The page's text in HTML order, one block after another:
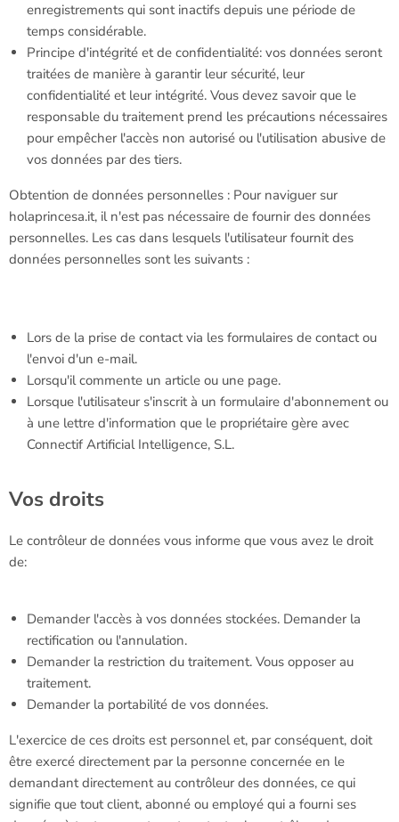
enregistrements qui sont inactifs depuis une période de
temps considérable.
Principe d'intégrité et de confidentialité: vos données seront
traitées de manière à garantir leur sécurité, leur
confidentialité et leur intégrité. Vous devez savoir que le
responsable du traitement prend les précautions nécessaires
pour empêcher l'accès non autorisé ou l'utilisation abusive de
vos données par des tiers.
Obtention de données personnelles : Pour naviguer sur
holaprincesa.it, il n'est pas nécessaire de fournir des données
personnelles. Les cas dans lesquels l'utilisateur fournit des
données personnelles sont les suivants :
Lors de la prise de contact via les formulaires de contact ou
l'envoi d'un e-mail.
Lorsqu'il commente un article ou une page.
Lorsque l'utilisateur s'inscrit à un formulaire d'abonnement ou
à une lettre d'information que le propriétaire gère avec
Connectif Artificial Intelligence, S.L.
Vos droits
Le contrôleur de données vous informe que vous avez le droit
de:
Demander l'accès à vos données stockées. Demander la
rectification ou l'annulation.
Demander la restriction du traitement. Vous opposer au
traitement.
Demander la portabilité de vos données.
L'exercice de ces droits est personnel et, par conséquent, doit
être exercé directement par la personne concernée en le
demandant directement au contrôleur des données, ce qui
signifie que tout client, abonné ou employé qui a fourni ses